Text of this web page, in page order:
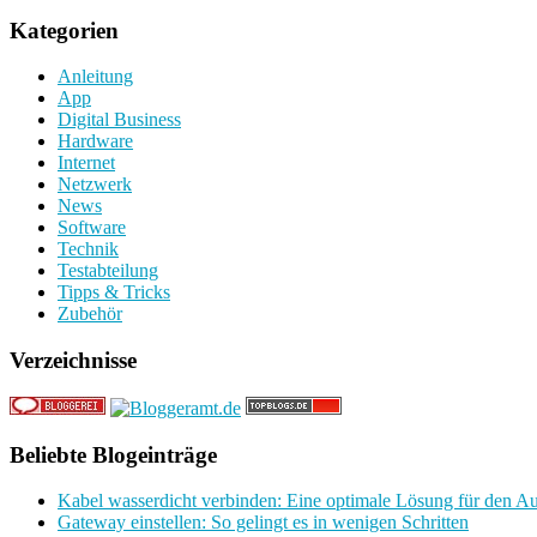
Kategorien
Anleitung
App
Digital Business
Hardware
Internet
Netzwerk
News
Software
Technik
Testabteilung
Tipps & Tricks
Zubehör
Verzeichnisse
Beliebte Blogeinträge
Kabel wasserdicht verbinden: Eine optimale Lösung für den
Gateway einstellen: So gelingt es in wenigen Schritten